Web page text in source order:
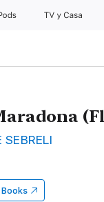
TV & Casa